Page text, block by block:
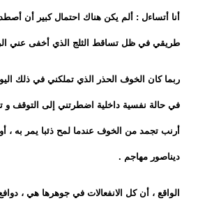
أنا أتساءل : ألم يكن هناك احتمال كبير أن
طريقي في ظل تساقط الثلج الذي أخفى عني
ربما كان الخوف الحذر الذي تملكني في ذلك
في حالة نفسية داخلية اضطرتني إلى التوقف
أرنب تجمد من الخوف عندما لمح ذئبا يمر به ،
ديناصور مهاجم .
الواقع ، أن كل الانفعالات في جوهرها هي ،